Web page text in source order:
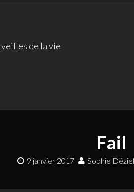
de la vie
Fail
9 janvier 2017 Sophie Déziel